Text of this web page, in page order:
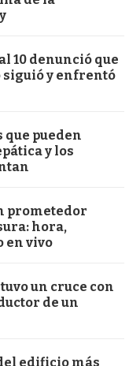
10 denunció que
siguió y enfrentó
que pueden
y los
prometedor
hora,
en vivo
un cruce con
de un
edificio más